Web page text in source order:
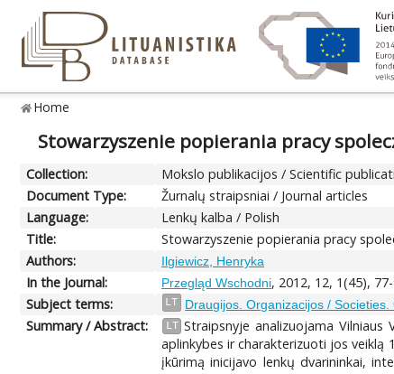
Home
Stowarzyszenie popierania pracy
Collection:
Mokslo publikacijos / Scientific
Document Type:
Žurnalų straipsniai / Journal articles
Language:
Lenkų kalba / Polish
Title:
Stowarzyszenie popierania pracy
Authors:
Ilgiewicz, Henryka
In the Journal: Przegląd Wschodni, 2012, 12, 1(45),
Subject terms:
LT Draugijos. Organizacijos /
Summary / Abstract: LT Straipsnyje analizuojama
aplinkybes ir charakterizuoti jos veiklą
įkūrimą inicijavo lenkų dvarininkai,